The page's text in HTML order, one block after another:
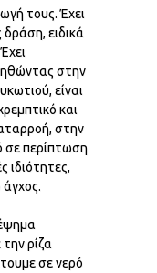
τους. Έχει
ειδικά
στην
είναι
και
στην
σε περίπτωση
ιδιότητες,
ρίζα
σε νερό